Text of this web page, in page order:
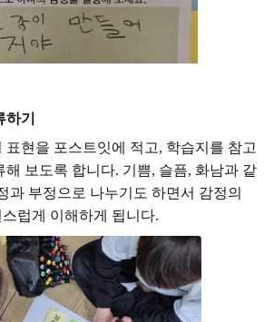
기
표현을 포스트잇에 적고, 학습지를 참고
해 보도록 합니다. 기쁨, 슬픔, 화남과 같
과 부정으로 나누기도 하면서 감정의
럽게 이해하게 됩니다.